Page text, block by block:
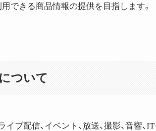
できる商品情報の提供を目指します。
ついて
ブ配信、イベント、放送、撮影、音響、